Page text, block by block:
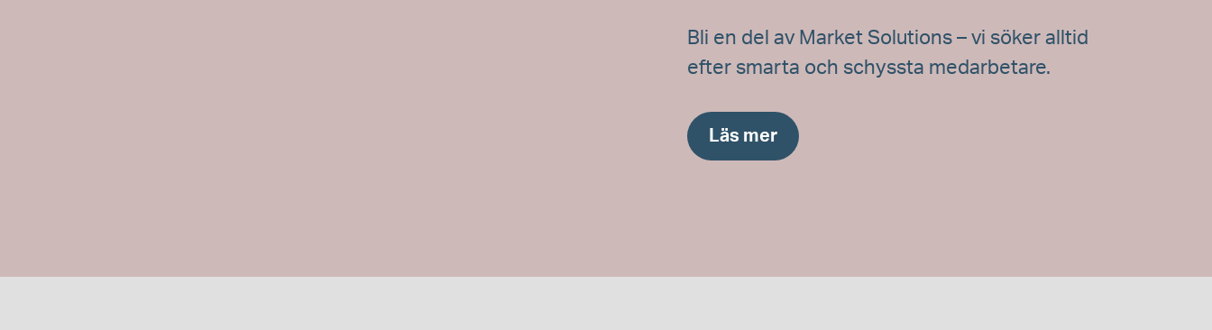
Bli en del av Market Solutions – vi söker alltid
efter smarta och schyssta medarbetare.
Läs mer